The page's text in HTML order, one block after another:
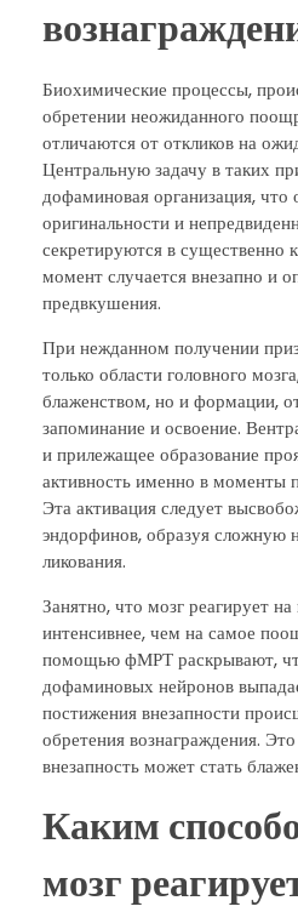
Биохимические процессы,
обретении неожиданного
отличаются от откликов на
Центральную задачу в таких
дофаминовая организация, что
оригинальности и
секретируются в существенно
момент случается внезапно и
предвкушения.
При нежданном получении
только области головного
блаженством, но и формации,
запоминание и освоение.
и прилежащее образование
активность именно в моменты
Эта активация следует
эндорфинов, образуя сложную
ликования.
Занятно, что мозг реагирует
интенсивнее, чем на самое
помощью фМРТ раскрывают,
дофаминовых нейронов
постижения внезапности
обретения вознаграждения.
внезапность может стать
Каким
мозг